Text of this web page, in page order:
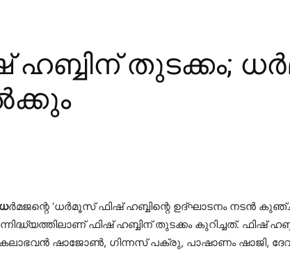
തുടക്കം;
ര്‍മജന്റെ ‘ധര്‍മൂസ് ഫിഷ് ഹബ്ബിന്റെ ഉദ്ഘാടനം നടന്‍
ഫിഷ് ഹബ്ബിന് തുടക്കം കുറിച്ചത്. ഫിഷ്
കലാഭവന്‍ ഷാജോണ്‍, ഗിന്നസ് പക്രു, പാഷാണം ഷാജി,